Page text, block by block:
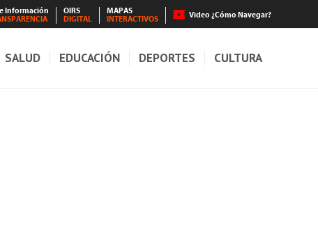
Información
OIRS
DIGITAL
MAPAS
INTERACTIVOS
Video ¿Cómo Navegar?
SALUD EDUCACIÓN DEPORTES CULTURA